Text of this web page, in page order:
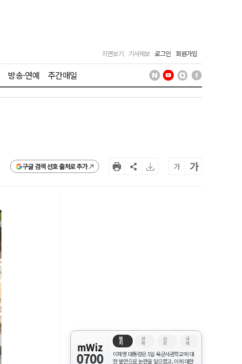
지면보기 기사제보 로그인 회원가입
방송·연예 주간매일
구글 검색 선호 출처로 추가 가 가
mWiz
0700
정
치
경
제
사
회
국
제
이재명 대통령은 5일 육군사관학교에 대
한 발언으로 논란을 일으켰고, 이에 대한